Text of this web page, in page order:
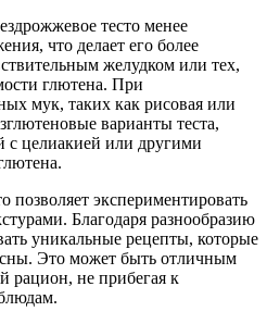
тесто менее
что делает его более
желудком или тех,
глютена. При
мук, таких как рисовая или
варианты теста,
с целиакией или другими
позволяет экспериментировать
Благодаря разнообразию
уникальные рецепты, которые
Это может быть отличным
рацион, не прибегая к